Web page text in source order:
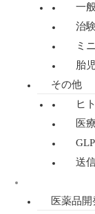
一
治
ミ
胎
その他
ヒ
医
GLP
送
医薬品